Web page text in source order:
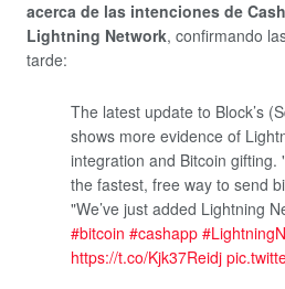
acerca de las intenciones de
Lightning Network, confirmando
tarde:
The latest update to Block’s
shows more evidence of
integration and Bitcoin gifting.
the fastest, free way to send
"We’ve just added Lightning
#bitcoin #cashapp
https://t.co/Kjk37Reidj